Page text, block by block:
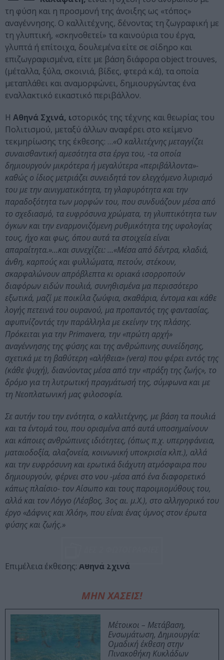
τη φύση και η προσμονή της άνοιξης ως «τόπος»
αναγέννησης. Ο καλλιτέχνης, δένοντας τη ζωγραφική με
τη γλυπτική, «σκηνοθετεί» τα καινούρια του έργα,
γλυπτά ή επίτοιχα, δουλεμένα είτε σε σίδηρο και
επιζωγραφισμένα, είτε με βάση διάφορα object trouves,
(μέταλλα, ξύλα, σκοινιά, βίδες, φτερά κ.ά), τα οποία
μεταπλάθει και αναμορφώνει, δημιουργώντας ένα
εναλλακτικό εικαστικό περιβάλλον.
Η Αθηνά Σχινά, ιστορικός της τέχνης και θεωρίας του
Πολιτισμού, μεταξύ άλλων αναφέρει στο κείμενο
τεκμηρίωσης της έκθεσης: …«Ο καλλιτέχνης μεταγγίζει
συναισθαντική αμεσότητα στα έργα του, -τα οποία
δημιουργούν μικρότερα ή μεγαλύτερα «περιβάλλοντα»-
καθώς ο ίδιος μετριάζει συνειδητά τον ελεγχόμενο λυρισμό
του με την αινιγματικότητα, τη γλαφυρότητα και την
παραδοξότητα των μορφών του, που συνδυάζουν μέσα από
το σχεδιασμό, τα ευφρόσυνα χρώματα, τη γλυπτικότητα των
όγκων και την εναρμονιζόμενη ρυθμικότητα της υφολογίας
τους, ήχο και φως, όπου αυτά τα στοιχεία είναι
απαραίτητα.»…και συνεχίζει: …«Μέσα από δέντρα, κλαδιά,
άνθη, καρπούς και φυλλώματα, πετούν, στέκουν,
σκαρφαλώνουν απρόβλεπτα κι οριακά ισορροπούν
διαφόρων ειδών πουλιά, συνηθισμένα μα περισσότερο
εξωτικά, μαζί με ποικίλα ζωύφια, σκαθάρια, έντομα και κάθε
λογής πετεινά του ουρανού, μα προπαντός της φαντασίας,
αφυπνίζοντάς την παράλληλα με εκείνην της πλάσης.
Πρόκειται για την Primavera, την «πρώτη αρχή»
αναγέννησης της φύσης και της ανθρώπινης συνείδησης,
σχετικά με τη βαθύτερη «αλήθεια» (vera) που φέρει εντός της
(κάθε ψυχή), διανύοντας μέσα από την «πράξη της ζωής», το
δρόμο για τη λυτρωτική πραγμάτωσή της, σύμφωνα και με
τη Νεοπλατωνική μας φιλοσοφία.
Σε αυτήν του την ενότητα, ο καλλιτέχνης, με βάση τα πουλιά
και τα έντομά του, που ορισμένα από αυτά υποσημαίνουν
και κάποιες ανθρώπινες ιδιότητες, (όπως π.χ. υπερηφάνεια,
ματαιοδοξία, αλαζονεία, κοινωνική υποκρισία κλπ.), αλλά
και την ευφρόσυνη και ερωτικά διάχυτη ατμόσφαιρα που
δημιουργούν, φέρνει στο νου -μέσα από ένα διαφορετικό
κάπως πλαίσιο- τον Αίσωπο και τους παροιμιομύθους του,
αλλά και τον Λόγγο (Λέσβος, 3ος αι. μ.Χ.), στο αλληγορικό του
έργο «Δάφνις και Χλόη», που είναι ένας ύμνος στον έρωτα
φύσης και ζωής.»
Επιμέλεια έκθεσης: Αθηνά Σχινά
ΜΗΝ ΧΑΣΕΙΣ!
Μέτοικοι – Μετάβαση,
Ενσωμάτωση, Δημιουργία:
Ομαδική έκθεση στην
Πινακοθήκη Κυκλάδων